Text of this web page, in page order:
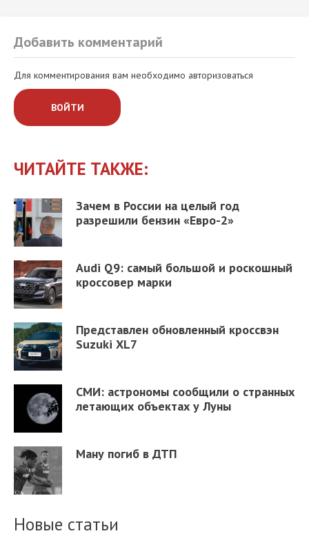
Добавить комментарий
Для комментирования вам необходимо авторизоваться
ВОЙТИ
ЧИТАЙТЕ ТАКЖЕ:
Зачем в России на целый год
разрешили бензин «Евро-2»
Audi Q9: самый большой и роскошный
кроссовер марки
Представлен обновленный кроссвэн
Suzuki XL7
СМИ: астрономы сообщили о странных
летающих объектах у Луны
Ману погиб в ДТП
Новые статьи